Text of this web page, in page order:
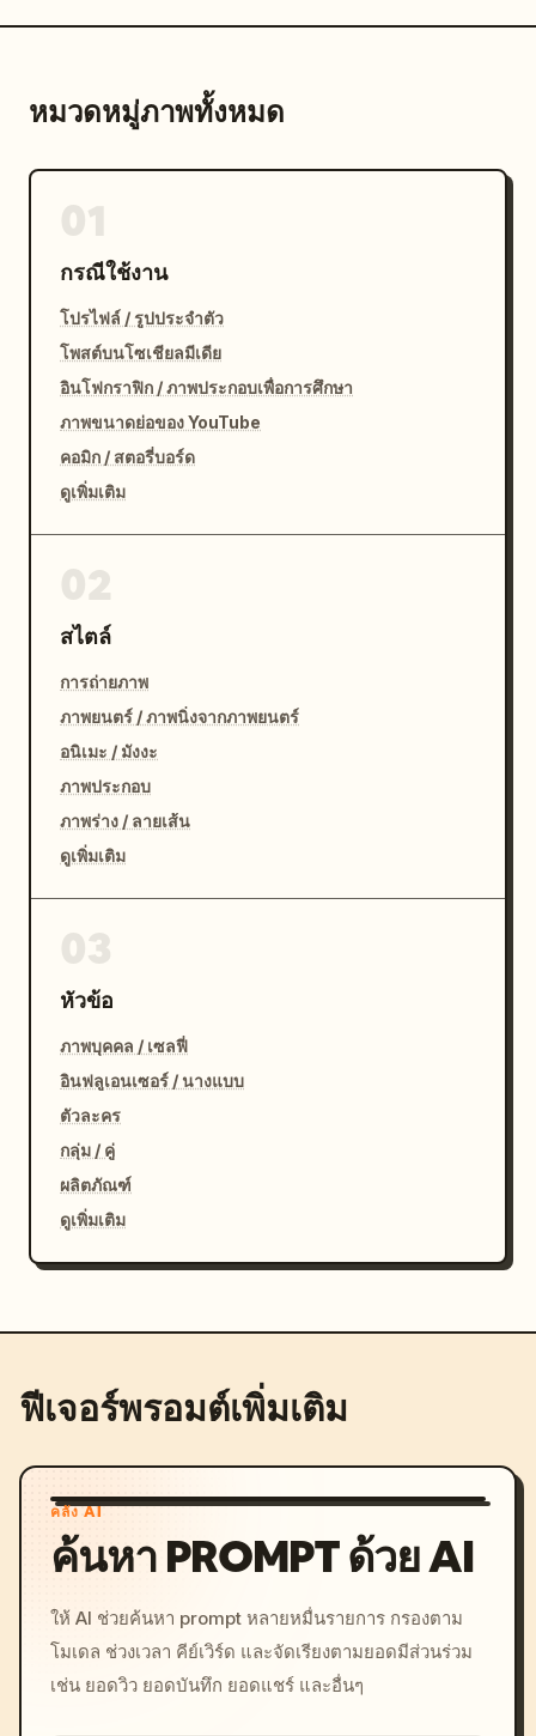
หมวดหมู่ภาพทั้งหมด
กรณีใช้งาน
โปรไฟล์ / รูปประจำตัว
โพสต์บนโซเชียลมีเดีย
อินโฟกราฟิก / ภาพประกอบเพื่อการศึกษา
ภาพขนาดย่อของ YouTube
คอมิก / สตอรี่บอร์ด
ดูเพิ่มเติม
สไตล์
การถ่ายภาพ
ภาพยนตร์ / ภาพนิ่งจากภาพยนตร์
อนิเมะ / มังงะ
ภาพประกอบ
ภาพร่าง / ลายเส้น
ดูเพิ่มเติม
หัวข้อ
ภาพบุคคล / เซลฟี่
อินฟลูเอนเซอร์ / นางแบบ
ตัวละคร
กลุ่ม / คู่
ผลิตภัณฑ์
ดูเพิ่มเติม
ฟีเจอร์พรอมต์เพิ่มเติม
คลัง AI
ค้นหา PROMPT ด้วย AI
ให้ AI ช่วยค้นหา prompt หลายหมื่นรายการ กรองตาม
โมเดล ช่วงเวลา คีย์เวิร์ด และจัดเรียงตามยอดมีส่วนร่วม
เช่น ยอดวิว ยอดบันทึก ยอดแชร์ และอื่นๆ